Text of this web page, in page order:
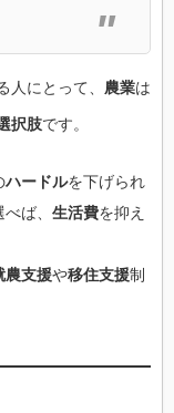
人にとって、 農業は
択肢です。
ハードルを下げられ
ば、 生活費を抑え
農支援や移住支援制